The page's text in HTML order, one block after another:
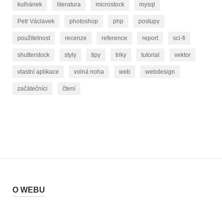
kulhánek literatura microstock mysql
Petr Václavek photoshop php postupy
použitelnost recenze reference report sci-fi
shutterstock styly tipy triky tutorial vektor
vlastní aplikace volná noha web webdesign
začátečníci čtení
O WEBU